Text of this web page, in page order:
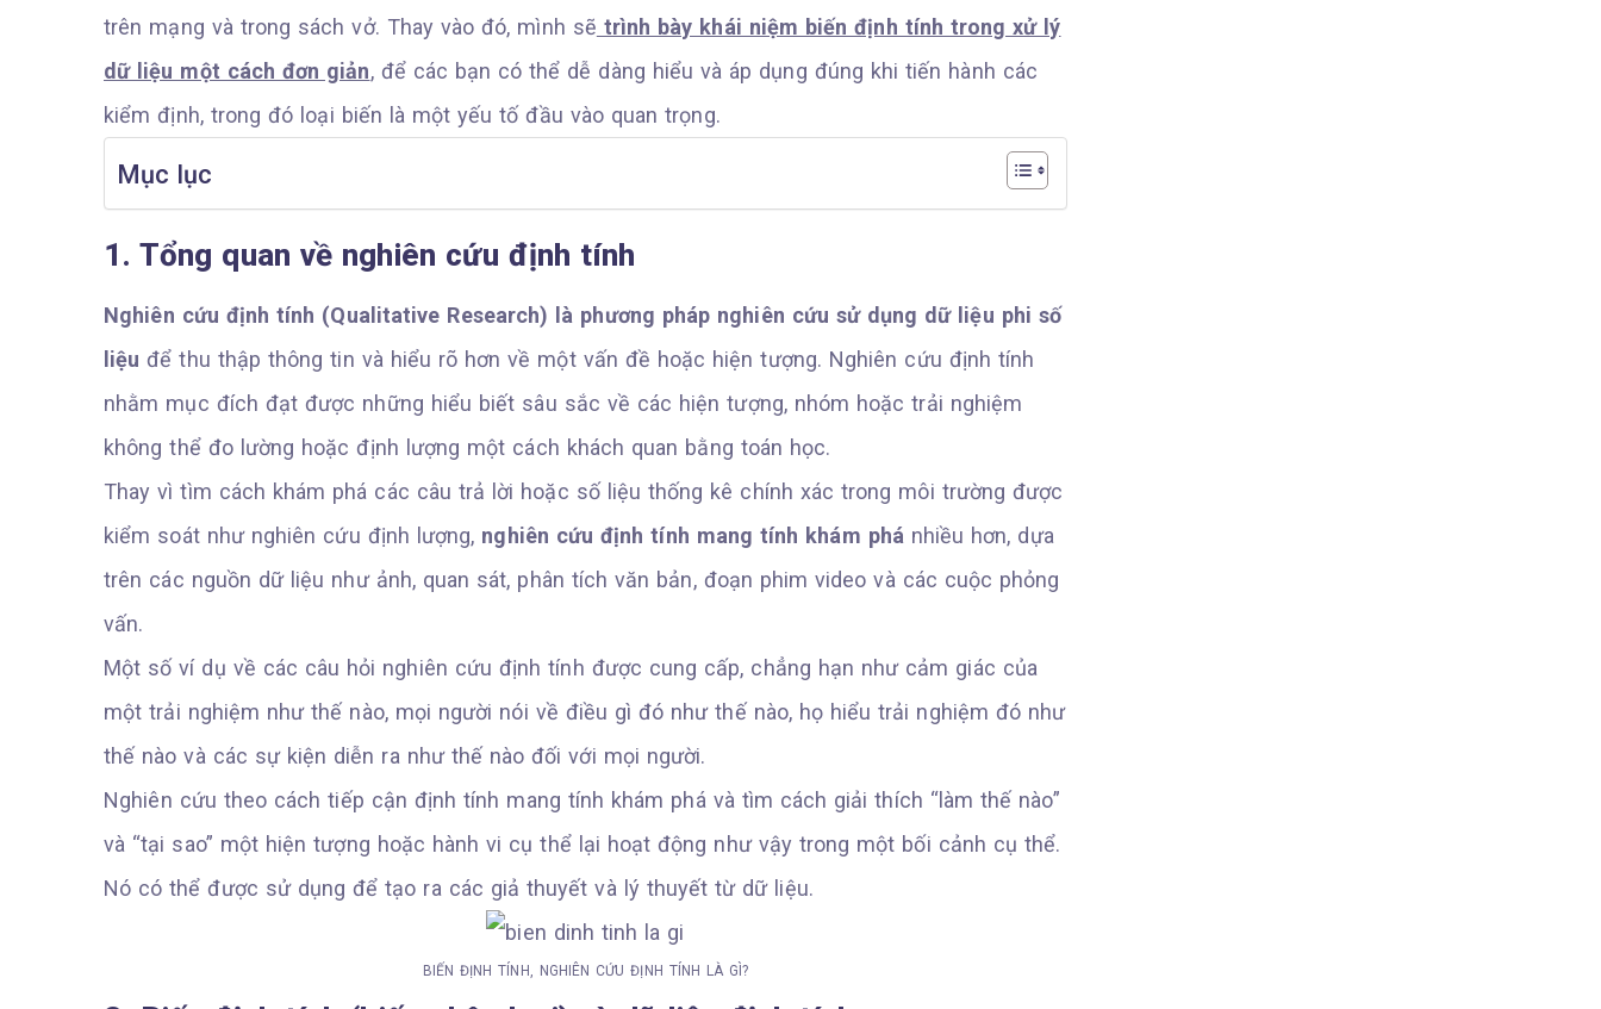
trên mạng và trong sách vở. Thay vào đó, mình sẽ trình bày khái niệm biến định tính trong xử lý
dữ liệu một cách đơn giản, để các bạn có thể dễ dàng hiểu và áp dụng đúng khi tiến hành các
kiểm định, trong đó loại biến là một yếu tố đầu vào quan trọng.
Mục lục
1. Tổng quan về nghiên cứu định tính
Nghiên cứu định tính (Qualitative Research) là phương pháp nghiên cứu sử dụng dữ liệu phi số
liệu để thu thập thông tin và hiểu rõ hơn về một vấn đề hoặc hiện tượng. Nghiên cứu định tính
nhằm mục đích đạt được những hiểu biết sâu sắc về các hiện tượng, nhóm hoặc trải nghiệm
không thể đo lường hoặc định lượng một cách khách quan bằng toán học.
Thay vì tìm cách khám phá các câu trả lời hoặc số liệu thống kê chính xác trong môi trường được
kiểm soát như nghiên cứu định lượng, nghiên cứu định tính mang tính khám phá nhiều hơn, dựa
trên các nguồn dữ liệu như ảnh, quan sát, phân tích văn bản, đoạn phim video và các cuộc phỏng
vấn.
Một số ví dụ về các câu hỏi nghiên cứu định tính được cung cấp, chẳng hạn như cảm giác của
một trải nghiệm như thế nào, mọi người nói về điều gì đó như thế nào, họ hiểu trải nghiệm đó như
thế nào và các sự kiện diễn ra như thế nào đối với mọi người.
Nghiên cứu theo cách tiếp cận định tính mang tính khám phá và tìm cách giải thích “làm thế nào”
và “tại sao” một hiện tượng hoặc hành vi cụ thể lại hoạt động như vậy trong một bối cảnh cụ thể.
Nó có thể được sử dụng để tạo ra các giả thuyết và lý thuyết từ dữ liệu.
BIẾN ĐỊNH TÍNH, NGHIÊN CỨU ĐỊNH TÍNH LÀ GÌ?